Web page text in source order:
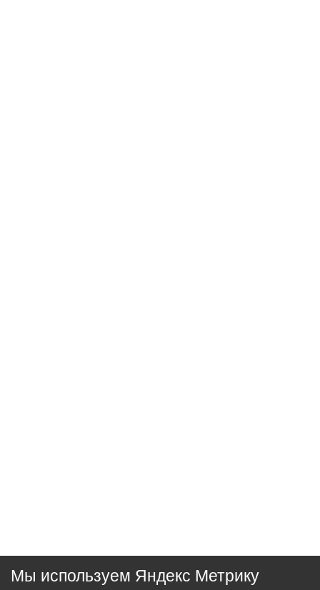
Мы используем Яндекс Метрику